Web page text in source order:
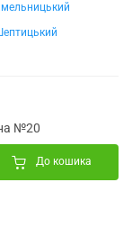
№20
До кошика